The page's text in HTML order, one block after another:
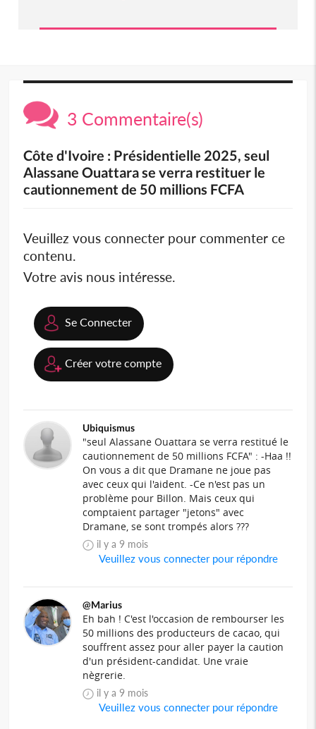
3 Commentaire(s)
Côte d'Ivoire : Présidentielle 2025, seul
Alassane Ouattara se verra restituer le
cautionnement de 50 millions FCFA
Veuillez vous connecter pour commenter ce
contenu.
Votre avis nous intéresse.
Se Connecter
Créer votre compte
Ubiquismus
"seul Alassane Ouattara se verra restitué le
cautionnement de 50 millions FCFA" : -Haa !!
On vous a dit que Dramane ne joue pas
avec ceux qui l'aident. -Ce n'est pas un
problème pour Billon. Mais ceux qui
comptaient partager "jetons" avec
Dramane, se sont trompés alors ???
il y a 9 mois
Veuillez vous connecter pour répondre
@Marius
Eh bah ! C'est l'occasion de rembourser les
50 millions des producteurs de cacao, qui
souffrent assez pour aller payer la caution
d'un président-candidat. Une vraie
nègrerie.
il y a 9 mois
Veuillez vous connecter pour répondre